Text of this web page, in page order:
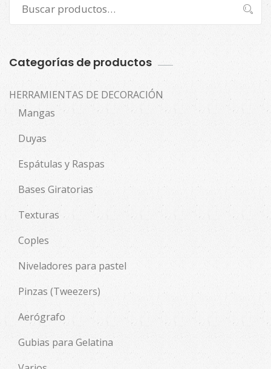
por:
Buscar
Categorías de productos
HERRAMIENTAS DE DECORACIÓN
Mangas
Duyas
Espátulas y Raspas
Bases Giratorias
Texturas
Coples
Niveladores para pastel
Pinzas (Tweezers)
Aerógrafo
Gubias para Gelatina